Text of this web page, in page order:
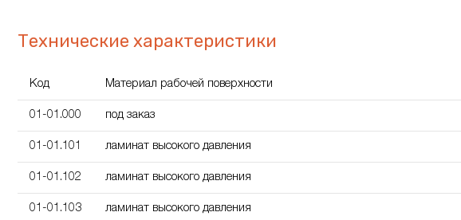
Технические характеристики
Код Материал рабочей поверхности
01-01.000 под заказ
01-01.101 ламинат высокого давления
01-01.102 ламинат высокого давления
01-01.103 ламинат высокого давления